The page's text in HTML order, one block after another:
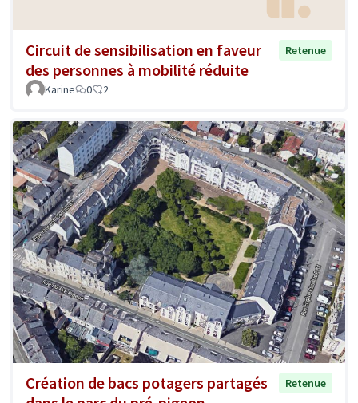
Circuit de sensibilisation en faveur
des personnes à mobilité réduite
Retenue
Karine 0 2
Création de bacs potagers partagés
Retenue